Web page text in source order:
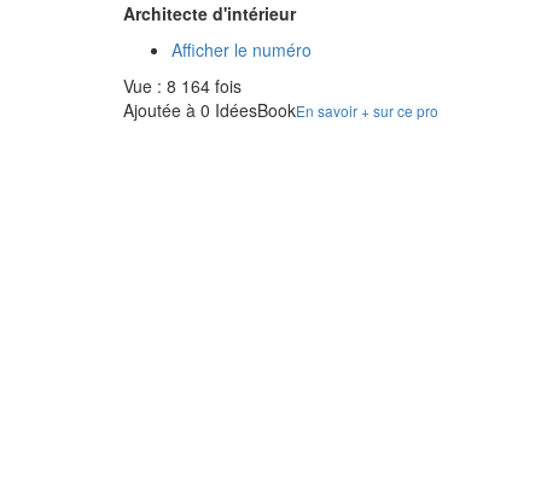
Architecte d'intérieur
Afficher le numéro
Vue : 8 164 fois
Ajoutée à 0 IdéesBookEn savoir + sur ce pro